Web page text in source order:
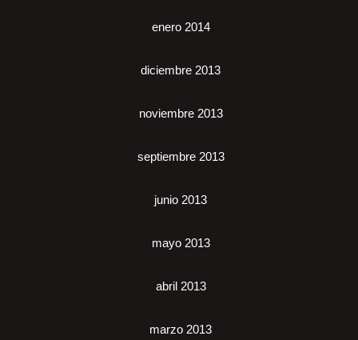
enero 2014
diciembre 2013
noviembre 2013
septiembre 2013
junio 2013
mayo 2013
abril 2013
marzo 2013